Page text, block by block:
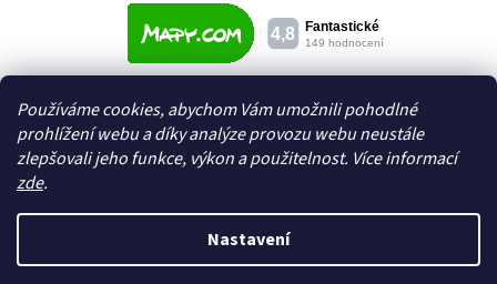
Používáme cookies, abychom Vám umožnili pohodlné
prohlížení webu a díky analýze provozu webu neustále
zlepšovali jeho funkce, výkon a použitelnost. Více informací
zde.
Nastavení